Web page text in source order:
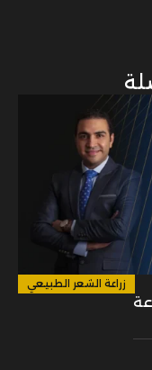
زراعة الشعر الطبيعي